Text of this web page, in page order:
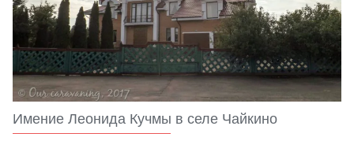
Имение Леонида Кучмы в селе Чайкино